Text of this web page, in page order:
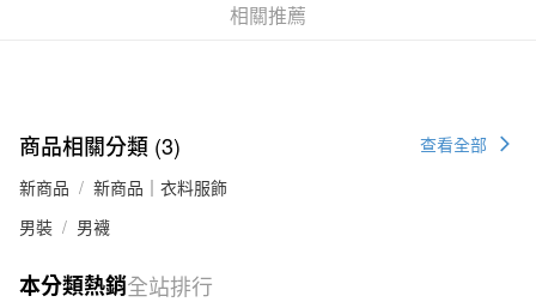
付款後7-11取貨
每筆NT$65，滿NT$1,000(含以上)免運費
宅配
每筆NT$150，滿NT$2,000(含以上)免運費
相關推薦
商品相關分類 (3)
查看全部
新商品
新商品｜衣料服飾
男裝
男襪
本分類熱銷全站排行